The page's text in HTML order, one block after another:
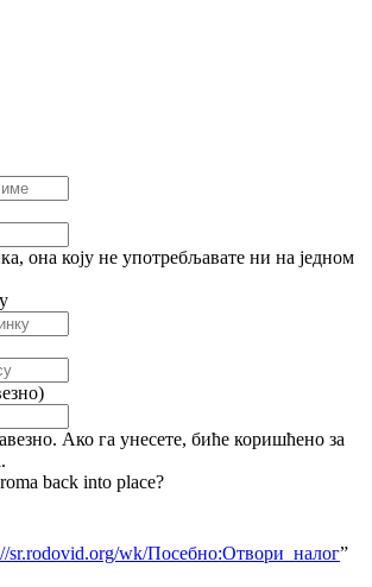
она коју не употребљавате ни на једном
Ако га унесете, биће коришћено за
back into place?
sr.rodovid.org/wk/Посебно:Отвори_налог”